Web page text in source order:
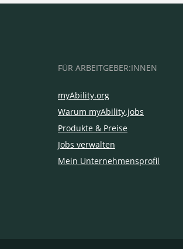
FÜR ARBEITGEBER:INNEN
myAbility.org
Warum myAbility.jobs
Produkte & Preise
Jobs verwalten
Mein Unternehmensprofil